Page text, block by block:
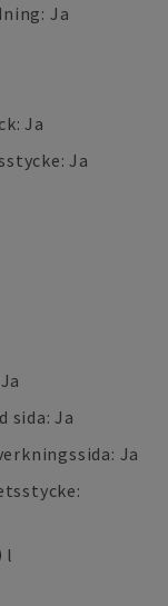
Ja
Ja
Ja
sida: Ja
Ja
l